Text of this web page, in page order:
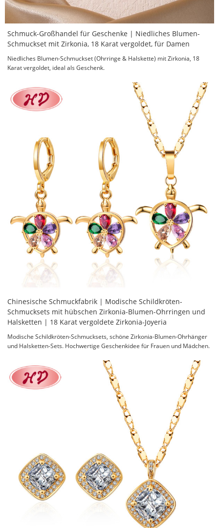
Schmuck-Großhandel für Geschenke | Niedliches Blumen-
Schmuckset mit Zirkonia, 18 Karat vergoldet, für Damen
Niedliches Blumen-Schmuckset (Ohrringe & Halskette) mit Zirkonia, 18
Karat vergoldet, ideal als Geschenk.
Chinesische Schmuckfabrik | Modische Schildkröten-
Schmucksets mit hübschen Zirkonia-Blumen-Ohrringen und
Halsketten | 18 Karat vergoldete Zirkonia-Joyeria
Modische Schildkröten-Schmucksets, schöne Zirkonia-Blumen-Ohrhänger
und Halsketten-Sets. Hochwertige Geschenkidee für Frauen und Mädchen.